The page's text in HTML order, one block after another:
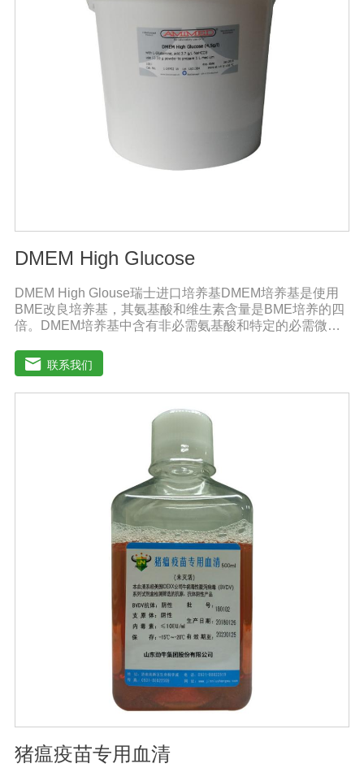
需要二氧化碳来保持pH值。昆虫细胞培养基不需添加酸碱
指示剂。因此添加了蛋白质水解产物的昆虫细胞培养基呈
黄色。渗透压昆虫细胞的渗透压与脊椎动物的渗透压相差
甚大，几乎为脊椎动物的两倍。因而昆虫细胞培养基的渗
透压为340-390mOsmol/kg，脊椎动物细胞培养基为290-
330 mOsmol/kg。谷氨酰胺和葡萄糖哺乳动物细胞培养过
程中过量代谢谷氨酰胺和葡萄糖会导致产生过量的铵盐和
乳酸盐，这些代谢产物的积累通常是受抑制的。
DMEM High Glucose
DMEM High Glouse瑞士进口培养基DMEM培养基是使用
BME改良培养基，其氨基酸和维生素含量是BME培养的四
倍。DMEM培养基中含有非必需氨基酸和特定的必需微量
基葡萄糖的含量为1000 mg/L，高糖DMEM培养基葡萄糖的
含量为4500 mg/L。DMEM早期用来培养鼠胚胎细胞。如今
DMEM培养基广泛应用于普通和转化的鼠细胞和鸡细胞的
联系我们
猪瘟疫苗专用血清